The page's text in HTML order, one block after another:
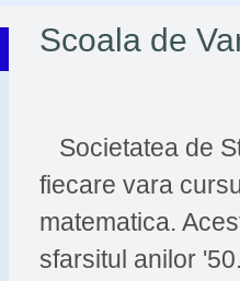
Scoala de
Societatea de
fiecare vara
matematica.
sfarsitul anilor